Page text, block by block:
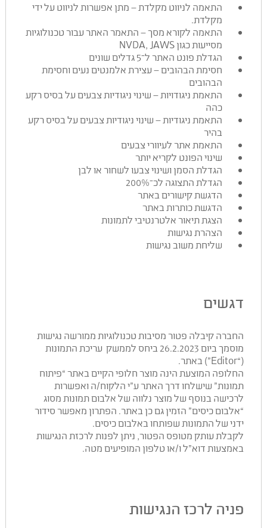
התאמה לניווט מקלדת – מתן אפשרות לניווט על ידי
מקלדת.
התאמה לקורא מסך – התאמר האתר עבור טכנולוגיות
מסייעות כגון NVDA, JAWS
הגדלת פונט האתר ל־5 גדלים שונים
חסימת הבהובים – עצירת אלמנטים נעים וחסימת
הבהובים
התאמת ניגודויות – שינוי ניגודיות צבעים על בסיס רקע
כהה
התאמת ניגודיות – שינוי ניגודיות צבעים על בסיס רקע
בהיר
התאמת אתר לעיוורי צבעים
שינוי הפונט לקריא יותר
הגדלת הסמן ושינוי צבעו לשחור או לבן
הגדלת התצוגה לכ־200%
הדגשת קישורים באתר
הדגשת כותרות באתר
הצגת תיאור אלטרנטיבי לתמונות
הצהרת נגישות
שליחת משוב נגישות
דגשים
החברה קיבלה פטור מסיבות טכנולוגיות ממורשה נגישות
מוסמך ביום 26.2.2023 ביחס לממשק עריכת התמונות
(“Editor”) באתר.
החלופה המוצעת הינה מוצר חלופי הקיים באתר “פיתוח
תמונות” שישלחו דרך האתר ע”י הלקוח/ה ואפשרות
לרכישה בנוסף של מוצר נלווה של אלבום תמונות מסוג
“אלבום כיסים” הזמין גם כן באתר. הפתרון מאפשר סידור
ידני של התמונות שפותחו באלבום כיסים.
לקבלת עותק מטופס הפטור, ניתן לפנות לרכזת הנגישות
באמצעות דוא”ל ו/או טלפון המופיעים מטה.
פניה לרכז הנגישות